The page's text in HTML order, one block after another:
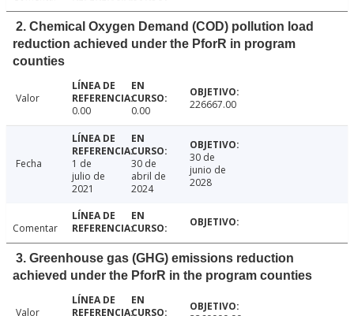
2. Chemical Oxygen Demand (COD) pollution load
reduction achieved under the PforR in program
counties
Valor
0.00
0.00 226667.00
Fecha
1 de
julio de
2021
30 de
abril de
2024
30 de
junio de
2028
Comentar
3. Greenhouse gas (GHG) emissions reduction
achieved under the PforR in the program counties
Valor